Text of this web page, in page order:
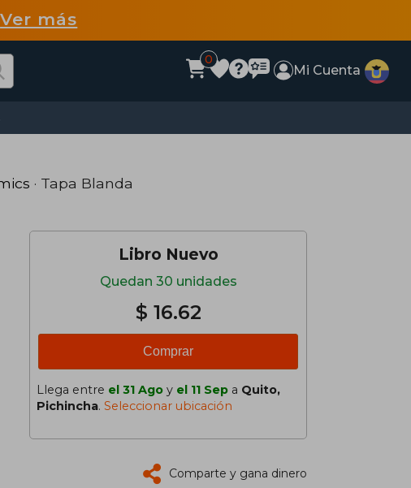
Ver más
0
Mi Cuenta
· Tapa Blanda
Libro Nuevo
Quedan 30 unidades
$ 16.62
Comprar
Llega entre el 31 Ago y el 11 Sep a Quito,
Pichincha. Seleccionar ubicación
Comparte y gana dinero